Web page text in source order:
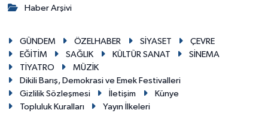
Haber Arşivi
GÜNDEM ÖZELHABER SİYASET
ÇEVRE
EĞİTİM
SAĞLIK KÜLTÜR SANAT
SİNEMA
TİYATRO
MÜZİK
Dikili Barış, Demokrasi ve Emek Festivalleri
Gizlilik Sözleşmesi
İletişim
Künye
Topluluk Kuralları
Yayın İlkeleri